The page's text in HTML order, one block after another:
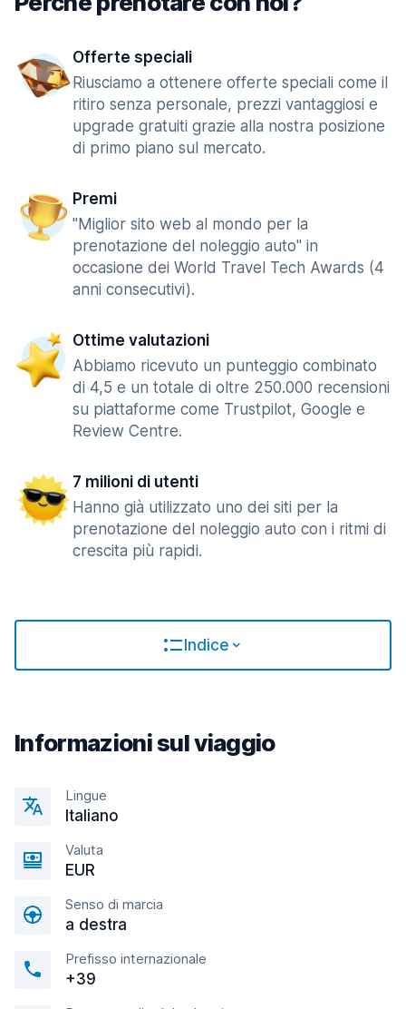
Offerte speciali
Riusciamo a ottenere offerte speciali come il
ritiro senza personale, prezzi vantaggiosi e
upgrade gratuiti grazie alla nostra posizione
di primo piano sul mercato.
Premi
"Miglior sito web al mondo per la
prenotazione del noleggio auto" in
occasione dei World Travel Tech Awards (4
anni consecutivi).
Ottime valutazioni
Abbiamo ricevuto un punteggio combinato
di 4,5 e un totale di oltre 250.000 recensioni
su piattaforme come Trustpilot, Google e
Review Centre.
7 milioni di utenti
Hanno già utilizzato uno dei siti per la
prenotazione del noleggio auto con i ritmi di
crescita più rapidi.
Indice
Informazioni sul viaggio
Lingue
Italiano
Valuta
EUR
Senso di marcia
a destra
Prefisso internazionale
+39